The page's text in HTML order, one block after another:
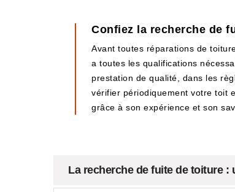
Confiez la recherche de
Avant toutes réparations de
a toutes les qualifications
prestation de qualité, dans les
vérifier périodiquement votre toit
grâce à son expérience et son
La recherche de fuite de toiture